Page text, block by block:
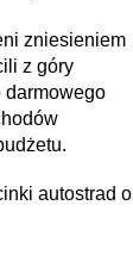
zniesieniem
z góry
darmowego
autostrad o